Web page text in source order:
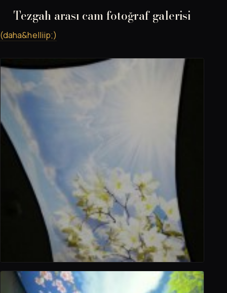
Tezgah arası cam fotoğraf galerisi
(daha&helliip;)